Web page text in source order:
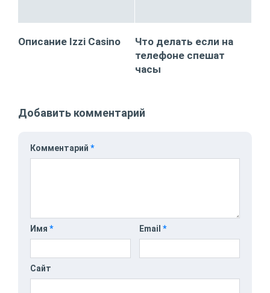
Описание Izzi Casino
Что делать если на
телефоне спешат
часы
Добавить комментарий
Комментарий *
Имя * Email *
Сайт